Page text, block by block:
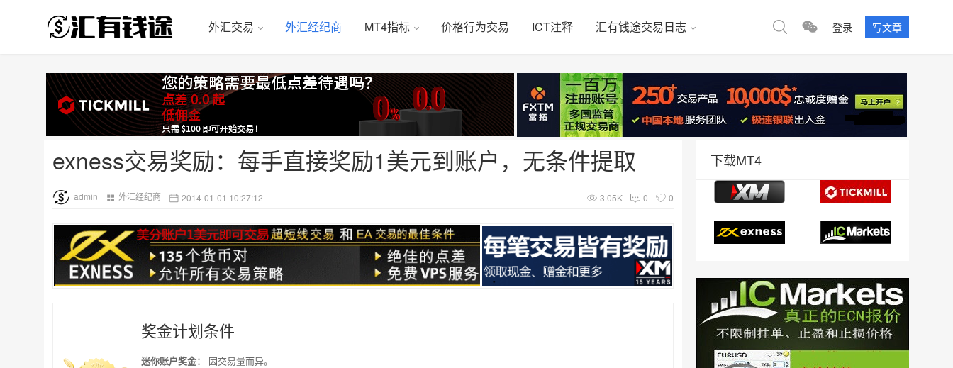
外汇交易 外汇经纪商 MT4指标 价格行为交易 ICT注释 汇有钱途交易日志 登录 写文章
exness交易奖励：每手直接奖励1美元到账户，无条件提取
admin 外汇经纪商 2014-01-01 10:27:12 3.05K 0 0
奖金计划条件
迷你账户奖金：
因交易量而异。
下载MT4